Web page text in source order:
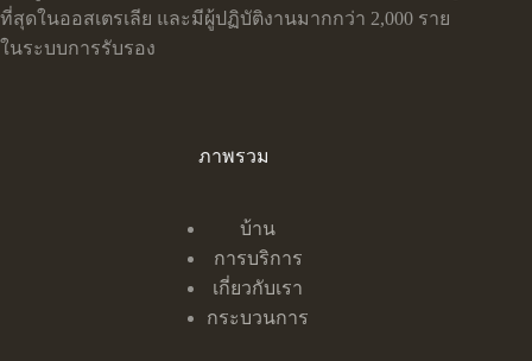
ที่สุดในออสเตรเลีย และมีผู้ปฏิบัติงานมากกว่า 2,000 ราย
ในระบบการรับรอง
ภาพรวม
บ้าน
การบริการ
เกี่ยวกับเรา
กระบวนการ